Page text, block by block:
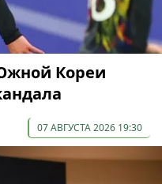
Кореи
07 АВГУСТА 2026 19:30